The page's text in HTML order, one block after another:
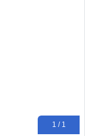
1 / 1